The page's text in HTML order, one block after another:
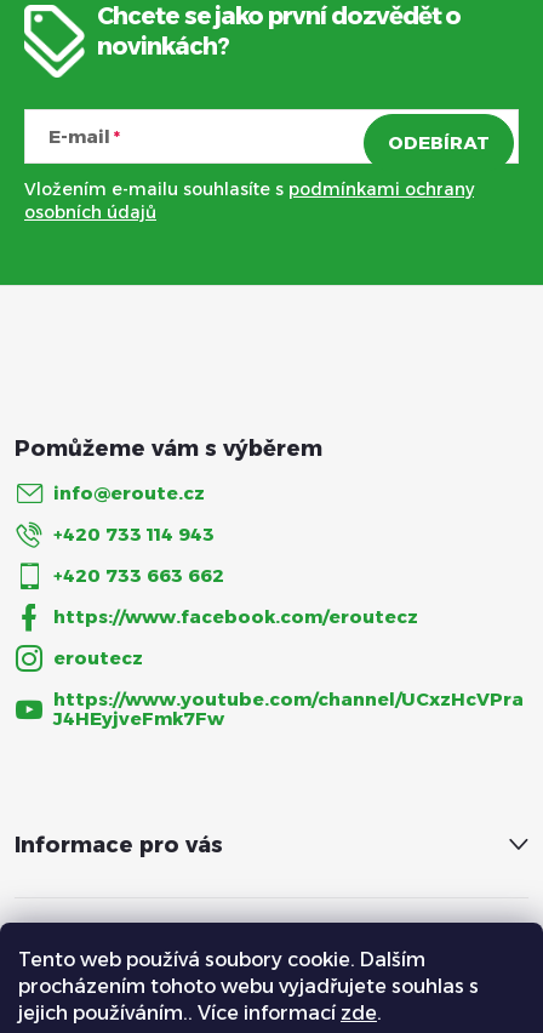
Tento web používá soubory cookie. Dalším
procházením tohoto webu vyjadřujete souhlas s
jejich používáním.. Více informací zde.
Z
á
p
a
t
Chcete se jako první dozvědět o
novinkách?
E-mail
Vložením e-mailu souhlasíte s podmínkami ochrany
osobních údajů
ODEBÍRAT
info@eroute.cz
+420 733 114 943
+420 733 663 662
https://www.facebook.com/eroutecz
eroutecz
https://www.youtube.com/channel/UCxzHcVPra
J4HEyjveFmk7Fw
Informace pro vás